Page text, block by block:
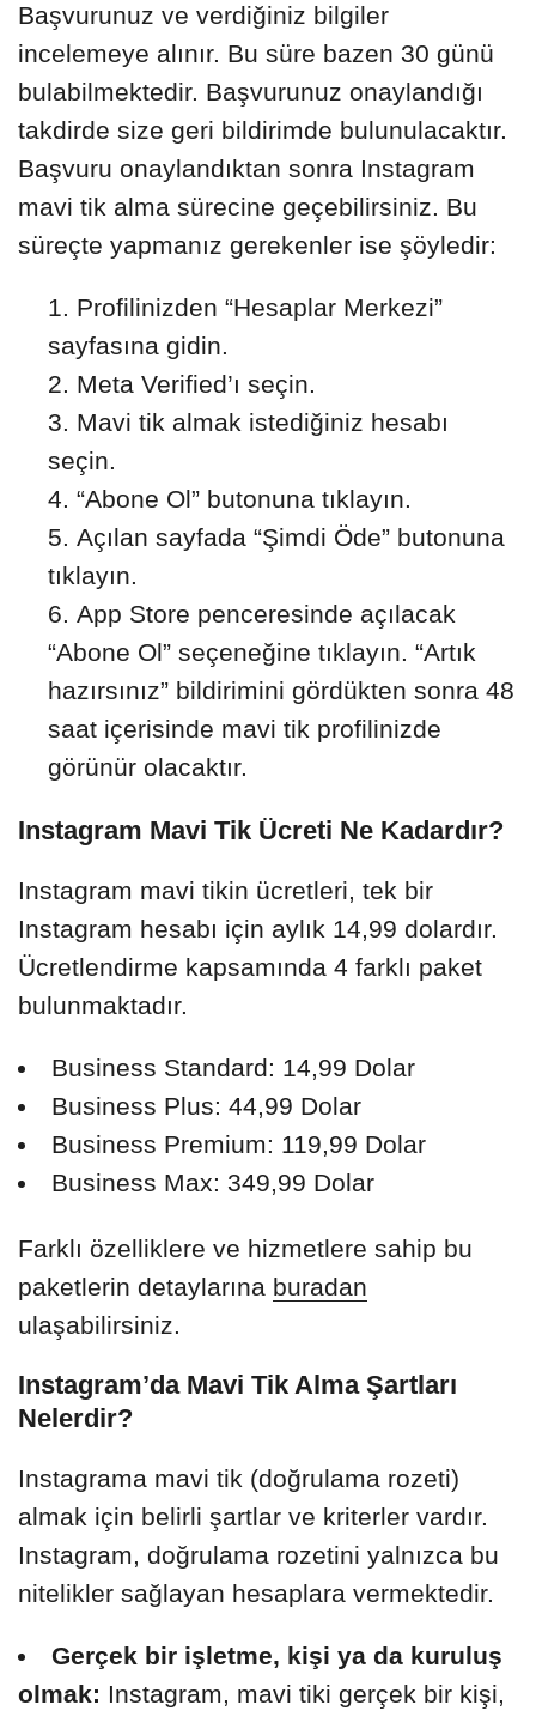
Başvurunuz ve verdiğiniz bilgiler
incelemeye alınır. Bu süre bazen 30 günü
bulabilmektedir. Başvurunuz onaylandığı
takdirde size geri bildirimde bulunulacaktır.
Başvuru onaylandıktan sonra Instagram
mavi tik alma sürecine geçebilirsiniz. Bu
süreçte yapmanız gerekenler ise şöyledir:
Profilinizden “Hesaplar Merkezi”
sayfasına gidin.
Meta Verified’ı seçin.
Mavi tik almak istediğiniz hesabı
seçin.
“Abone Ol” butonuna tıklayın.
Açılan sayfada “Şimdi Öde” butonuna
tıklayın.
App Store penceresinde açılacak
“Abone Ol” seçeneğine tıklayın. “Artık
hazırsınız” bildirimini gördükten sonra 48
saat içerisinde mavi tik profilinizde
görünür olacaktır.
Instagram Mavi Tik Ücreti Ne Kadardır?
Instagram mavi tikin ücretleri, tek bir
Instagram hesabı için aylık 14,99 dolardır.
Ücretlendirme kapsamında 4 farklı paket
bulunmaktadır.
Business Standard: 14,99 Dolar
Business Plus: 44,99 Dolar
Business Premium: 119,99 Dolar
Business Max: 349,99 Dolar
Farklı özelliklere ve hizmetlere sahip bu
paketlerin detaylarına buradan
ulaşabilirsiniz.
Instagram’da Mavi Tik Alma Şartları
Nelerdir?
Instagrama mavi tik (doğrulama rozeti)
almak için belirli şartlar ve kriterler vardır.
Instagram, doğrulama rozetini yalnızca bu
nitelikler sağlayan hesaplara vermektedir.
Gerçek bir işletme, kişi ya da kuruluş
olmak: Instagram, mavi tiki gerçek bir kişi,